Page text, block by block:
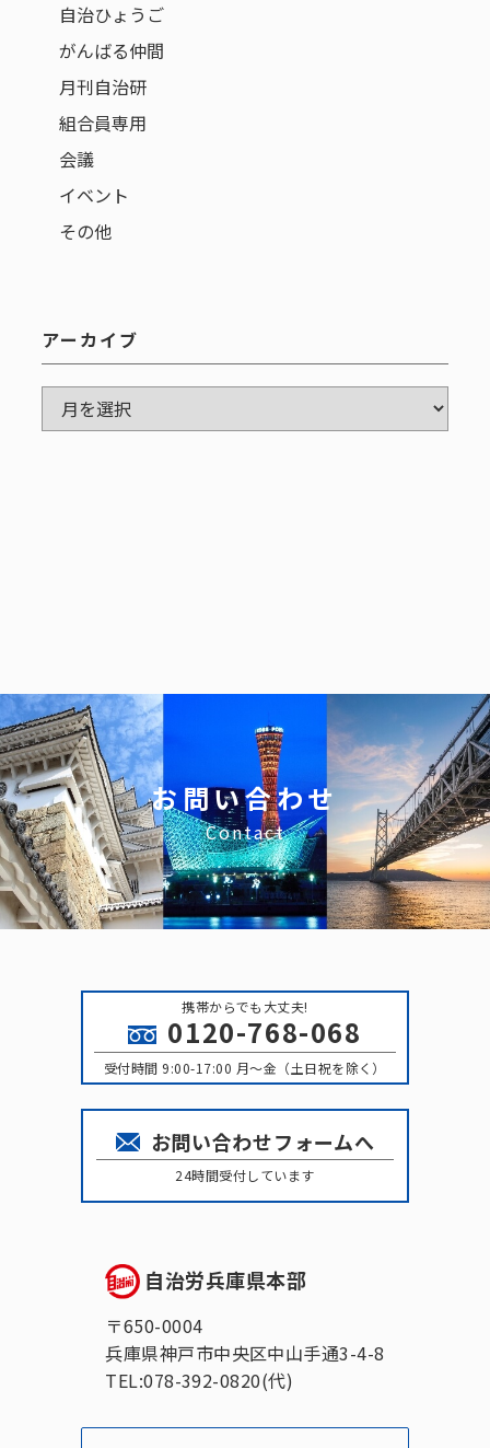
自治ひょうご
がんばる仲間
月刊自治研
組合員専用
会議
イベント
その他
アーカイブ
ア
お問い合わせ
Contact
携帯からでも大丈夫!
0120-768-068
受付時間 9:00-17:00 月〜金（土日祝を除く）
お問い合わせフォームへ
24時間受付しています
自治労兵庫県本部
〒650-0004
兵庫県神戸市中央区中山手通3-4-8
TEL:078-392-0820(代)